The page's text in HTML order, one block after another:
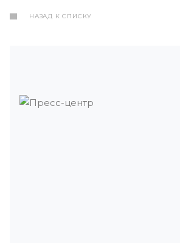
НАЗАД К СПИСКУ